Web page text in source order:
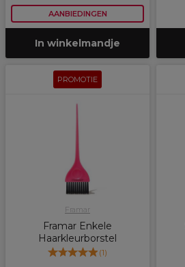
AANBIEDINGEN
In winkelmandje
PROMOTIE
Framar
Framar Enkele
Haarkleurborstel
(1)